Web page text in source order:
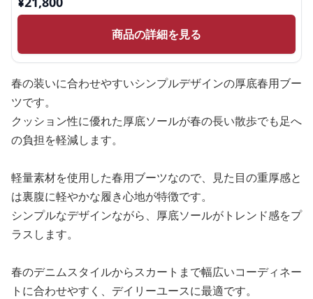
商品の詳細を見る
春の装いに合わせやすいシンプルデザインの厚底春用ブー
ツです。
クッション性に優れた厚底ソールが春の長い散歩でも足へ
の負担を軽減します。
軽量素材を使用した春用ブーツなので、見た目の重厚感と
は裏腹に軽やかな履き心地が特徴です。
シンプルなデザインながら、厚底ソールがトレンド感をプ
ラスします。
春のデニムスタイルからスカートまで幅広いコーディネー
トに合わせやすく、デイリーユースに最適です。